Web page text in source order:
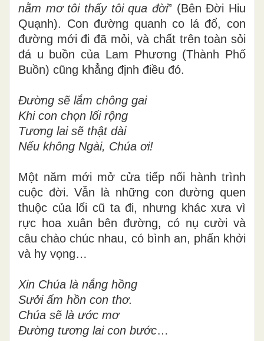
nằm mơ tôi thấy tôi qua đời” (Bên Đời Hiu
Quạnh). Con đường quanh co lá đổ, con
đường mới đi đã mỏi, và chất trên toàn sỏi
đá u buồn của Lam Phương (Thành Phố
Buồn) cũng khẳng định điều đó.
Đường sẽ lắm chông gai
Khi con chọn lối rộng
Tương lai sẽ thật dài
Nếu không Ngài, Chúa ơi!
Một năm mới mở cửa tiếp nối hành trình
cuộc đời.Vẫn là những con đường quen
thuộc của lối cũ ta đi, nhưng khác xưa vì
rực hoa xuân bên đường, có nụ cười và
câu chào chúc nhau, có bình an, phấn khởi
và hy vọng…
Xin Chúa là nắng hồng
Sưởi ấm hồn con thơ.
Chúa sẽ là ước mơ
Đường tương lai con bước…